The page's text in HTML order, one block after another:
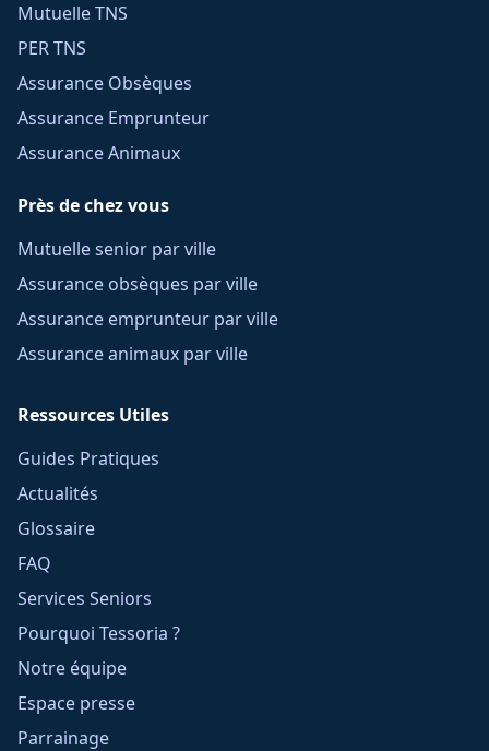
Mutuelle TNS
PER TNS
Assurance Obsèques
Assurance Emprunteur
Assurance Animaux
Près de chez vous
Mutuelle senior par ville
Assurance obsèques par ville
Assurance emprunteur par ville
Assurance animaux par ville
Ressources Utiles
Guides Pratiques
Actualités
Glossaire
FAQ
Services Seniors
Pourquoi Tessoria ?
Notre équipe
Espace presse
Parrainage